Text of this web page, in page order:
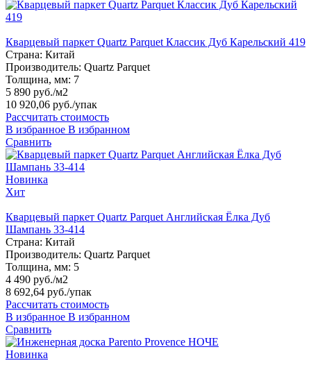
Кварцевый паркет Quartz Parquet Классик Дуб Карельский 419
Страна: Китай
Производитель: Quartz Parquet
Толщина, мм: 7
5 890 руб./м2
10 920,06 руб./упак
Рассчитать стоимость
В избранное В избранном
Сравнить
Новинка
Хит
Кварцевый паркет Quartz Parquet Английская Ёлка Дуб
Шампань 33-414
Страна: Китай
Производитель: Quartz Parquet
Толщина, мм: 5
4 490 руб./м2
8 692,64 руб./упак
Рассчитать стоимость
В избранное В избранном
Сравнить
Новинка